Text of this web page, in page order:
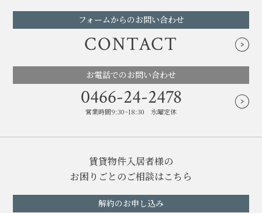
フォームからのお問い合わせ
CONTACT
お電話でのお問い合わせ
0466-24-2478
営業時間9:30~18:30 水曜定休
賃貸物件入居者様の
お困りごとのご相談はこちら
解約のお申し込み